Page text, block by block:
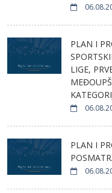
PLAN I
LIGE,
PLAN I